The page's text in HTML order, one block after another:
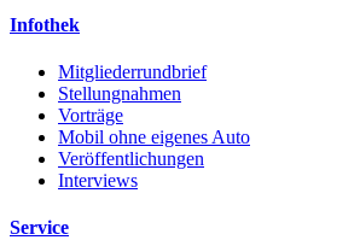
Infothek
Mitgliederrundbrief
Stellungnahmen
Vorträge
Mobil ohne eigenes Auto
Veröffentlichungen
Interviews
Service